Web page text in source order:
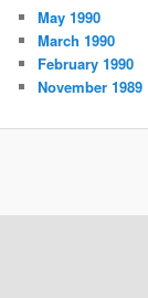
May 1990
March 1990
February 1990
November 1989